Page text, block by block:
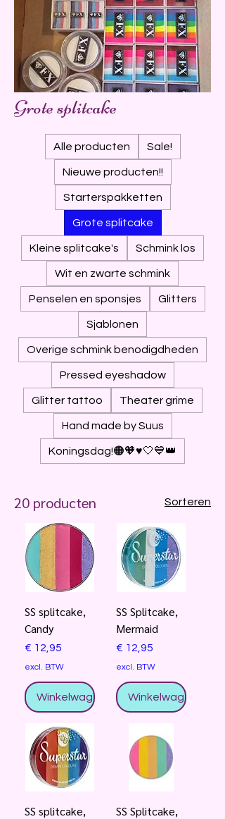
Grote splitcake
Alle producten Sale!
Nieuwe producten!!
Starterspakketten
Grote splitcake
Kleine splitcake's Schmink los
Wit en zwarte schmink
Penselen en sponsjes Glitters
Sjablonen
Overige schmink benodigdheden
Pressed eyeshadow
Glitter tattoo Theater grime
Hand made by Suus
Koningsdag!🟠🧡♥️🤍💙👑
20 producten Sorteren
SS splitcake,
Candy
Prijs
€ 12,95
excl. BTW
Winkelwagentje
SS Splitcake,
Mermaid
Prijs
€ 12,95
excl. BTW
Winkelwagentje
SS splitcake, SS Splitcake,